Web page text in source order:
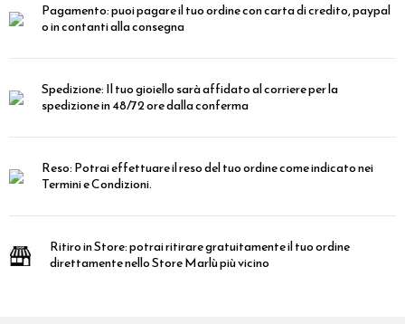
Pagamento:puoi pagare il tuo ordine con carta di credito, paypal
o in contanti alla consegna
Spedizione:Il tuo gioiello sarà affidato al corriere per la
spedizione in 48/72 ore dalla conferma
Reso:Potrai effettuare il reso del tuo ordine come indicato nei
Termini e Condizioni.
Ritiro in Store:potrai ritirare gratuitamente il tuo ordine
direttamente nello Store Marlù più vicino